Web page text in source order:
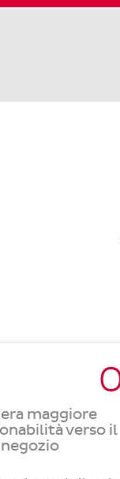
maggiore
verso il